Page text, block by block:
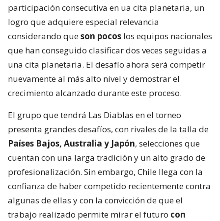
participación consecutiva en ua cita planetaria, un
logro que adquiere especial relevancia
considerando queson pocos los equipos nacionales
que han conseguido clasificar dos veces seguidas a
una cita planetaria. El desafío ahora será competir
nuevamente al más alto nivel y demostrar el
crecimiento alcanzado durante este proceso.
El grupo que tendrá Las Diablas en el torneo
presenta grandes desafíos, con rivales de la talla de
Países Bajos, Australia y Japón, selecciones que
cuentan con una larga tradición y un alto grado de
profesionalización. Sin embargo, Chile llega con la
confianza de haber competido recientemente contra
algunas de ellas y con la convicción de que el
trabajo realizado permite mirar el futuro con